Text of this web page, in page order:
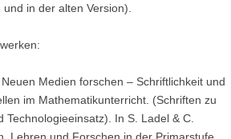
in der alten Version).
Medien forschen – Schriftlichkeit und
im Mathematikunterricht. (Schriften zu
Technologieeinsatz). In S. Ladel & C.